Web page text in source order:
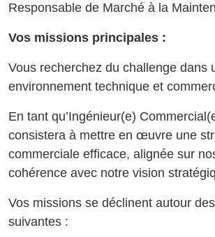
Responsable de Marché à la
Vos missions principales :
Vous recherchez du challenge dans
environnement technique et
En tant qu’Ingénieur(e)
consistera à mettre en œuvre une
commerciale efficace, alignée sur
cohérence avec notre vision
Vos missions se déclinent autour
suivantes :